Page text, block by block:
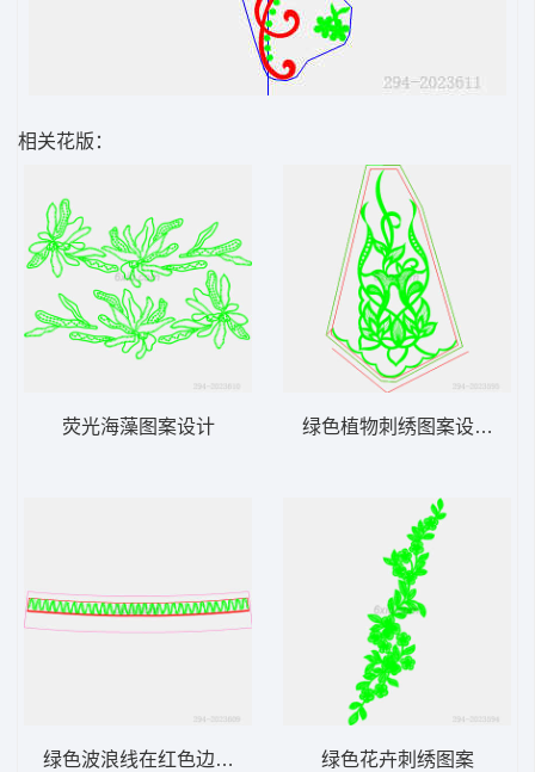
相关花版：
荧光海藻图案设计
绿色波浪线在红色边界内
绿色植物刺绣图案设计图
绿色花卉刺绣图案